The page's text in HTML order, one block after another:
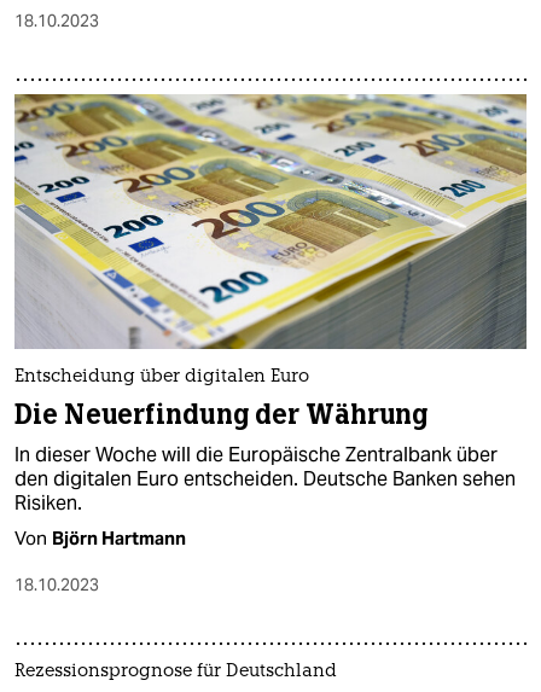
18.10.2023
Entscheidung über digitalen Euro
Die Neuerfindung der Währung
In dieser Woche will die Europäische Zentralbank über
den digitalen Euro entscheiden. Deutsche Banken sehen
Risiken.
Von Björn Hartmann
18.10.2023
Rezessionsprognose für Deutschland